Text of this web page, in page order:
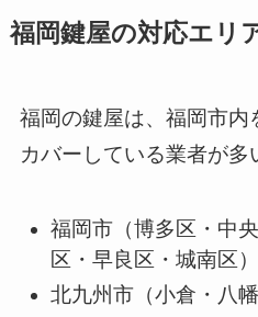
福岡鍵屋の対応エリ
福岡の鍵屋は、福岡市内
カバーしている業者が多
福岡市（博多区・中
区・早良区・城南区）
北九州市（小倉・八